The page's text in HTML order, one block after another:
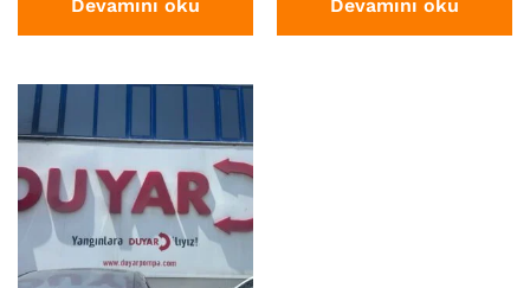
Devamını oku Devamını oku